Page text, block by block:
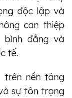
độc lập và
can thiệp
đẳng và
tế.
trên nền tảng
sự tôn trọng